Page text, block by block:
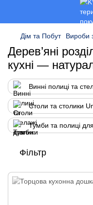
Дім та Побут Вироби
Дерев’яні
кухні —
Винні полиці та
Столи та столики
Тумби та полиці
Фільтр